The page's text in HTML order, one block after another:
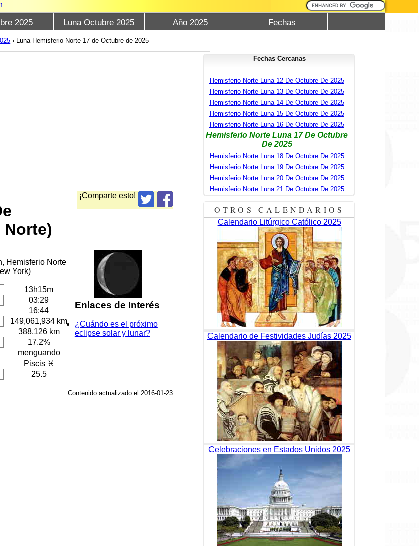
2025 Luna Octubre 2025 Año 2025 Fechas
› Luna Hemisferio Norte 17 de Octubre de 2025
¡Comparte esto!
Hemisferio Norte
York)
13h15m
03:29
16:44
149,061,934 km
388,126 km
17.2%
menguando
Piscis ♓
25.5
Enlaces de Interés
¿Cuándo es el próximo
eclipse solar y lunar?
Contenido actualizado el 2016-01-23
Fechas Cercanas
Hemisferio Norte Luna 12 De Octubre De 2025
Hemisferio Norte Luna 13 De Octubre De 2025
Hemisferio Norte Luna 14 De Octubre De 2025
Hemisferio Norte Luna 15 De Octubre De 2025
Hemisferio Norte Luna 16 De Octubre De 2025
Hemisferio Norte Luna 17 De Octubre
De 2025
Hemisferio Norte Luna 18 De Octubre De 2025
Hemisferio Norte Luna 19 De Octubre De 2025
Hemisferio Norte Luna 20 De Octubre De 2025
Hemisferio Norte Luna 21 De Octubre De 2025
OTROS CALENDARIOS
Calendario Litúrgico Católico 2025
Calendario de Festividades Judías 2025
Celebraciones en Estados Unidos 2025